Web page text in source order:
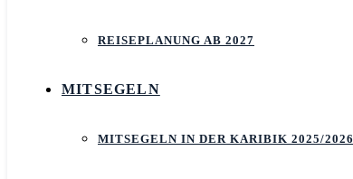
REISEPLANUNG AB 2027
MITSEGELN
MITSEGELN IN DER KARIBIK 2025/2026